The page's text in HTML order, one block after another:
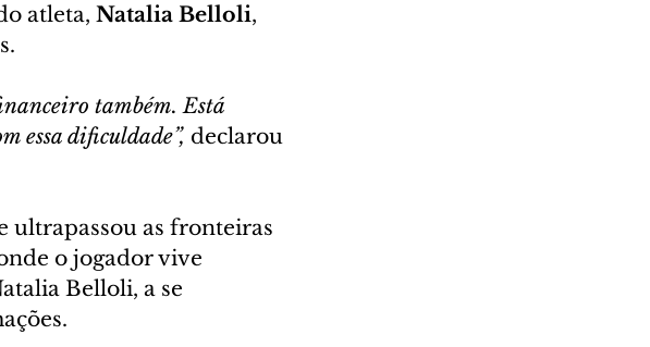
atleta, Natalia Belloli,
também. Está
essa dificuldade”, declarou
ultrapassou as fronteiras
o jogador vive
Belloli, a se